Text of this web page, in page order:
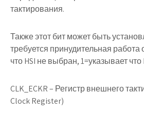
тактирования.
Также этот бит может быть
требуется принудительная работа
что HSI не выбран, 1=указывает
CLK_ECKR– Регистр внешнего
Clock Register)